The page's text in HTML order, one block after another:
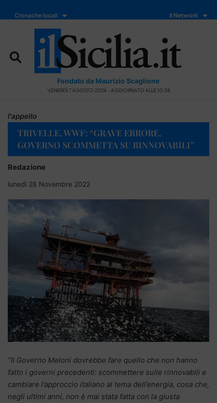
Cronache locali Il Network
Fondato da Maurizio Scaglione
VENERDÌ 7 AGOSTO 2026 - AGGIORNATO ALLE 10:38
l'appello
TRIVELLE, WWF: “GRAVE ERRORE,
GOVERNO SCOMMETTA SU RINNOVABILI”
Redazione
lunedì 28 Novembre 2022
“Il Governo Meloni dovrebbe fare quello che non hanno
fatto i governi precedenti: scommettere sulle rinnovabili e
cambiare l’approccio italiano al tema dell’energia, cosa che,
negli ultimi anni, non è mai stata fatta con la giusta